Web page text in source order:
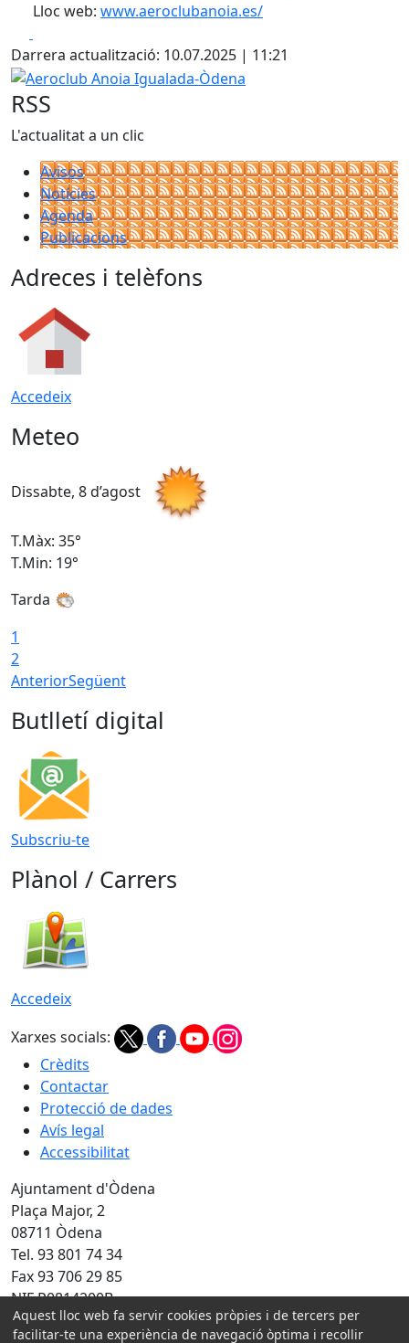
Lloc web: www.aeroclubanoia.es/
Darrera actualització: 10.07.2025 | 11:21
Aeroclub Anoia Igualada-Òdena
RSS
L'actualitat a un clic
Avisos
Notícies
Agenda
Publicacions
Adreces i telèfons
Accedeix
Meteo
Dissabte, 8 d’agost
T.Màx: 35°
T.Min: 19°
Tarda
1
2
AnteriorSegüent
Butlletí digital
Subscriu-te
Plànol / Carrers
Accedeix
Xarxes socials:
Crèdits
Contactar
Protecció de dades
Avís legal
Accessibilitat
Ajuntament d'Òdena
Plaça Major, 2
08711 Òdena
Tel. 93 801 74 34
Fax 93 706 29 85
NIF P0814200B
Amb la col·laboració de:
Aquest lloc web fa servir cookies pròpies i de tercers per
facilitar-te una experiència de navegació òptima i recollir